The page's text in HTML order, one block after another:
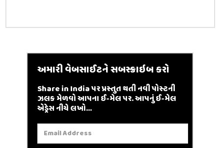
અમારી વેબસાઈટને સબસ્ક્રાઇબ કરો
Share in India પર પ્રસ્તુત થતી નવી પોસ્ટની
ઝલક મેળવો આપના ઈ-મેલ પર. આપનું ઈ-મેલ
એડ્રેસ નીચે લખો...
Email
Address